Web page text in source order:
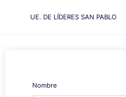
UE. DE LÍDERES SAN PABLO
Nombre